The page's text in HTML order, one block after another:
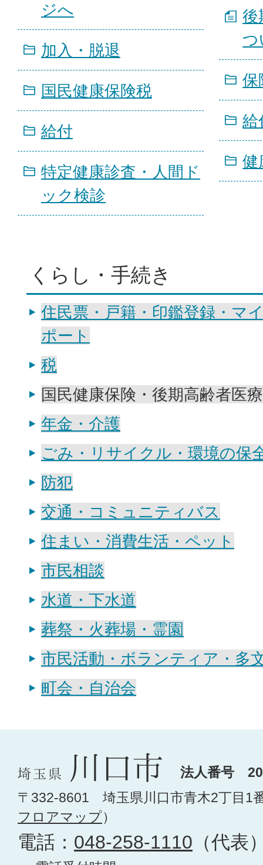
ジへ
加入・脱退
国民健康保険税
給付
特定健康診査・人間ド
ック検診
後
つ
保
給
健
くらし・手続き
住民票・戸籍・印鑑登録・マ
ポート
税
国民健康保険・後期高齢者医
年金・介護
ごみ・リサイクル・環境の保
防犯
交通・コミュニティバス
住まい・消費生活・ペット
市民相談
水道・下水道
葬祭・火葬場・霊園
市民活動・ボランティア・多
町会・自治会
法人番号
〒332-8601 埼玉県川口市青木2丁目1
フロアマップ）
電話： 048-258-1110 （代表